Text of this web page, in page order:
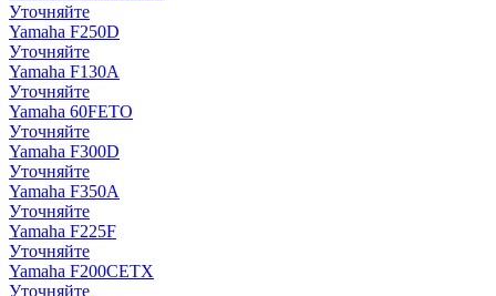
Уточняйте
Yamaha F250D
Уточняйте
Yamaha F130A
Уточняйте
Yamaha 60FETO
Уточняйте
Yamaha F300D
Уточняйте
Yamaha F350A
Уточняйте
Yamaha F225F
Уточняйте
Yamaha F200CETX
Уточняйте